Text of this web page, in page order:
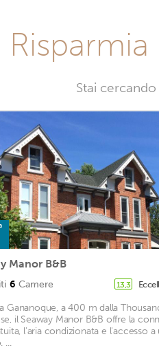
Stai
Manor B&B
6 Camere 13,3
Gananoque, a 400 m dalla
il Seaway Manor B&B offre la
l'aria condizionata e l'accesso a
...